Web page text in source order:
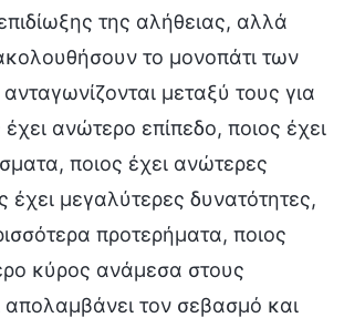
της αλήθειας, αλλά
το μονοπάτι των
μεταξύ τους για
ανώτερο επίπεδο, ποιος έχει
ποιος έχει ανώτερες
έχει μεγαλύτερες δυνατότητες,
προτερήματα, ποιος
κύρος ανάμεσα στους
τον σεβασμό και